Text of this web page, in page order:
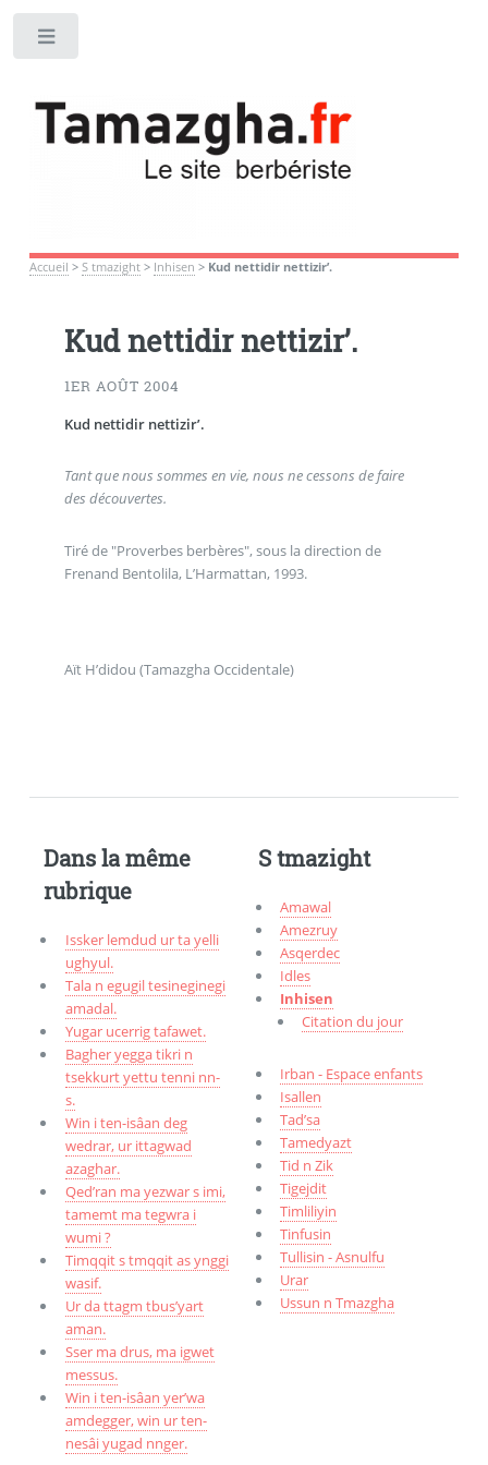
Accueil > S tmazight> Inhisen > Kud nettidir nettizir’.
Kud nettidir nettizir’.
1ER AOÛT 2004
Kud nettidir nettizir’.
Tant que nous sommes en vie, nous ne cessons de faire
des découvertes.
Tiré de "Proverbes berbères", sous la direction de
Frenand Bentolila, L’Harmattan, 1993.
Aït H’didou (Tamazgha Occidentale)
Dans la même
rubrique
Issker lemdud ur ta yelli
ughyul.
Tala n egugil tesineginegi
amadal.
Yugar ucerrig tafawet.
Bagher yegga tikri n
tsekkurt yettu tenni nn-
s.
Win i ten-isâan deg
wedrar, ur ittagwad
azaghar.
Qed’ran ma yezwar s imi,
tamemt ma tegwra i
wumi ?
Timqqit s tmqqit as ynggi
wasif.
Ur da ttagm tbus’yart
aman.
Sser ma drus, ma igwet
messus.
Win i ten-isâan yer’wa
amdegger, win ur ten-
nesâi yugad nnger.
S tmazight
Amawal
Amezruy
Asqerdec
Idles
Inhisen
Citation du jour
Irban - Espace enfants
Isallen
Tad’sa
Tamedyazt
Tid n Zik
Tigejdit
Timliliyin
Tinfusin
Tullisin - Asnulfu
Urar
Ussun n Tmazgha